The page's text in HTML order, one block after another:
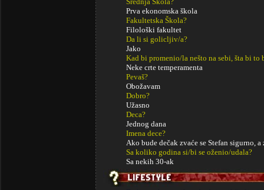
Prva ekonomska škola
Fakultetska Škola?
Filološki fakultet
Da li si golicljiv/a?
Jako
Kad bi promenio/la nešto na sebi, šta bi to
Neke crte temperamenta
Pevaš?
Obožavam
Dobro?
Užasno
Deca?
Jednog dana
Imena dece?
Ako bude dečak zvaće se Stefan sigurno,
Sa koliko godina si/bi se oženio/udala?
Sa nekih 30-ak